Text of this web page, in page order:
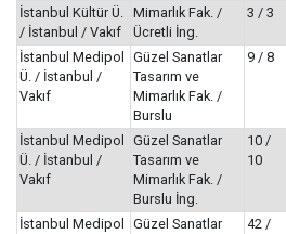
İstanbul Kültür Ü.
/ İstanbul / Vakıf
Mimarlık Fak. /
Ücretli İng.
3 / 3
İstanbul Medipol
Ü. / İstanbul /
Vakıf
Güzel Sanatlar
Tasarım ve
Mimarlık Fak. /
Burslu
9 / 8
İstanbul Medipol
Ü. / İstanbul /
Vakıf
Güzel Sanatlar
Tasarım ve
Mimarlık Fak. /
Burslu İng.
10 /
10
İstanbul Medipol
Güzel Sanatlar
42 /